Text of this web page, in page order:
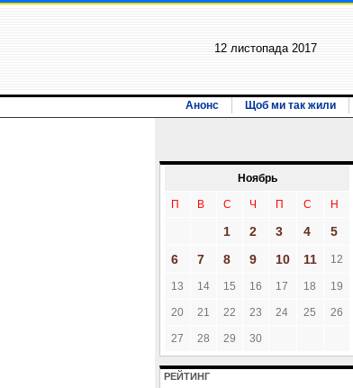
12 листопада 2017
Анонс Щоб ми так жили
Ноябрь
П В С Ч П С Н
1 2 3 4
5
6
7 8 9 10 11 12
13 14 15 16 17 18 19
20 21 22 23 24 25 26
27 28 29 30
РЕЙТИНГ